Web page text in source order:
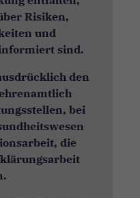
Risiken,
und
sind.
den
bei
die